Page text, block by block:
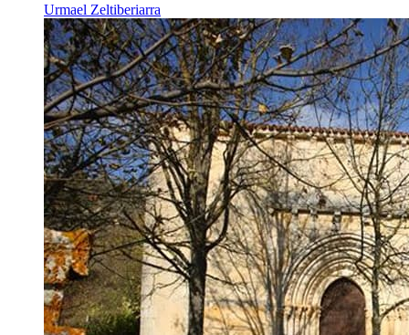
Urmael Zeltiberiarra